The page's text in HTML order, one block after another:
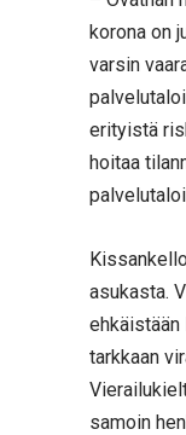
korona on
varsin
erityistä
hoitaa
asukasta.
ehkäistään
tarkkaan
samoin